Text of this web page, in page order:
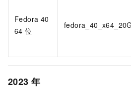
Fedora 40
64 位
2023 年